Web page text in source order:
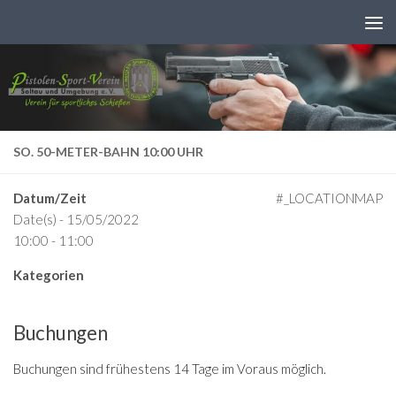
SO. 50-METER-BAHN 10:00 UHR
#_LOCATIONMAP
Datum/Zeit
Date(s) - 15/05/2022
10:00 - 11:00
Kategorien
Buchungen
Buchungen sind frühestens 14 Tage im Voraus möglich.